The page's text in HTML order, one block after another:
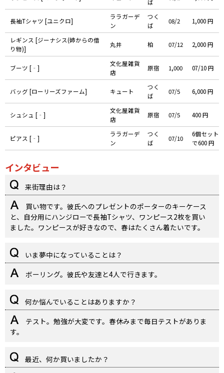
ば
長袖Tシャツ [ユニクロ]
ララガーデ
ン
つく
ば
08/2 1,000 円
レギンス [ジーナシス(姉からの借
り物)]
丸井 柏 07/12 2,000 円
ブーツ [‐]
文化屋雑貨
店
原宿 1,000 07/10 円
バッグ [ローリーズファーム] キュート
つく
ば
07/5 6,000 円
シュシュ [‐]
文化屋雑貨
店
原宿 07/5 400 円
ピアス [‐]
ララガーデ
ン
つく
ば
07/10
6個セット
で600 円
インタビュー
来街理由は？
買い物です。彼氏へのプレゼントのポーターのキーケース
と、自分用にハンジローで長袖Tシャツ、ワンピース2枚を買い
ました。ワンピースが好きなので、春はたくさん着たいです。
いま夢中になっていることは？
ボーリング。彼氏や友達と4人で行きます。
何か悩んでいることはありますか？
テスト。勉強が大変です。春休みまで毎日テストがありま
す。
最近、何か買いましたか？